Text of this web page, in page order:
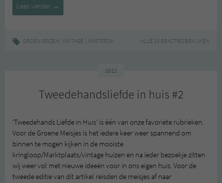
Lees verder GEEF
ONS
AMSTERDAM:
→
GROEN REIZEN, VINTAGE AMSTERDAM , AMSTERDAM NOORD,NOORD,
ALLE 16 REACTIES BEKIJKEN
2012
Tweedehandsliefde in huis #2
‘Tweedehands Liefde in Huis’ is één van onze favoriete rubrieken.
Voor de Groene Meisjes is het iedere keer weer spannend om
binnen te mogen kijken in de mooiste
kringloop/Marktplaats/vintage huizen en na ieder bezoekje zitten
wij weer vol met nieuwe ideeën voor in ons eigen huis. Voor de
tweede editie van dit artikel reisden de meisjes af naar